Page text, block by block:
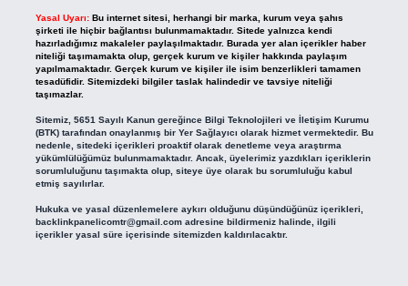
Yasal Uyarı: Bu internet sitesi, herhangi bir marka, kurum veya şahıs
şirketi ile hiçbir bağlantısı bulunmamaktadır. Sitede yalnızca kendi
hazırladığımız makaleler paylaşılmaktadır. Burada yer alan içerikler haber
niteliği taşımamakta olup, gerçek kurum ve kişiler hakkında paylaşım
yapılmamaktadır. Gerçek kurum ve kişiler ile isim benzerlikleri tamamen
tesadüfidir. Sitemizdeki bilgiler taslak halindedir ve tavsiye niteliği
taşımazlar.
Sitemiz, 5651 Sayılı Kanun gereğince Bilgi Teknolojileri ve İletişim Kurumu
(BTK) tarafından onaylanmış bir Yer Sağlayıcı olarak hizmet vermektedir. Bu
nedenle, sitedeki içerikleri proaktif olarak denetleme veya araştırma
yükümlülüğümüz bulunmamaktadır. Ancak, üyelerimiz yazdıkları içeriklerin
sorumluluğunu taşımakta olup, siteye üye olarak bu sorumluluğu kabul
etmiş sayılırlar.
Hukuka ve yasal düzenlemelere aykırı olduğunu düşündüğünüz içerikleri,
backlinkpanelicomtr@gmail.comadresine bildirmeniz halinde, ilgili
içerikler yasal süre içerisinde sitemizden kaldırılacaktır.